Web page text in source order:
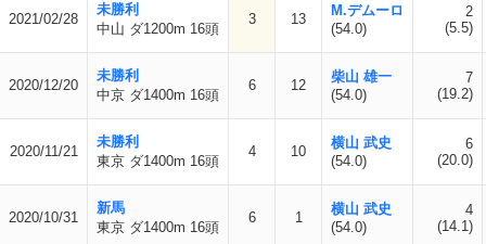
2021/02/28
未勝利
中山 ダ1200m 16頭
3 13
M.デムーロ
(54.0)
2
(5.5)
2020/12/20
未勝利
中京 ダ1400m 16頭
6 12
柴山 雄一
(54.0)
7
(19.2)
2020/11/21
未勝利
東京 ダ1400m 16頭
4 10
横山 武史
(54.0)
6
(20.0)
2020/10/31
新馬
東京 ダ1400m 16頭
6 1
横山 武史
(54.0)
4
(14.1)